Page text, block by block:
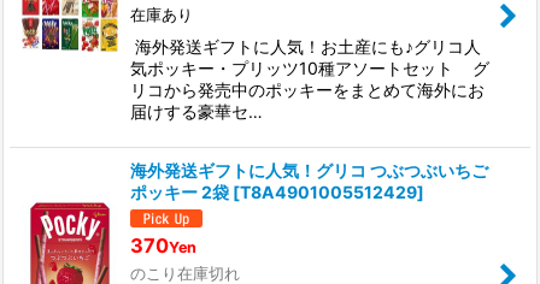
在庫あり
海外発送ギフトに人気！お土産にも♪グリコ人
気ポッキー・プリッツ10種アソートセット グ
リコから発売中のポッキーをまとめて海外にお
届けする豪華セ…
海外発送ギフトに人気！グリコ つぶつぶいちご
ポッキー 2袋 [T8A4901005512429]
370Yen
のこり在庫切れ